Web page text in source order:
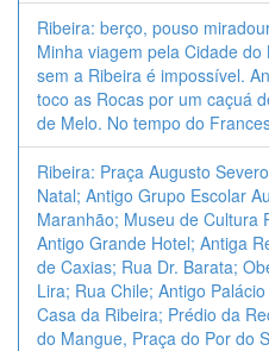
Ribeira: berço, pouso
Minha viagem pela Cidade
sem a Ribeira é impossível.
toco as Rocas por um caçuá
de Melo. No tempo do
Ribeira: Praça Augusto
Natal; Antigo Grupo Escolar
Maranhão; Museu de Cultura
Antigo Grande Hotel; Antiga
de Caxias; Rua Dr. Barata;
Lira; Rua Chile; Antigo
Casa da Ribeira; Prédio da
do Mangue, Praça do Por do